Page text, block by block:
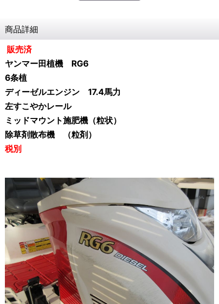
商品詳細
販売済
ヤンマー田植機 RG6
6条植
ディーゼルエンジン 17.4馬力
左すこやかレール
ミッドマウント施肥機（粒状）
除草剤散布機 （粒剤）
税別